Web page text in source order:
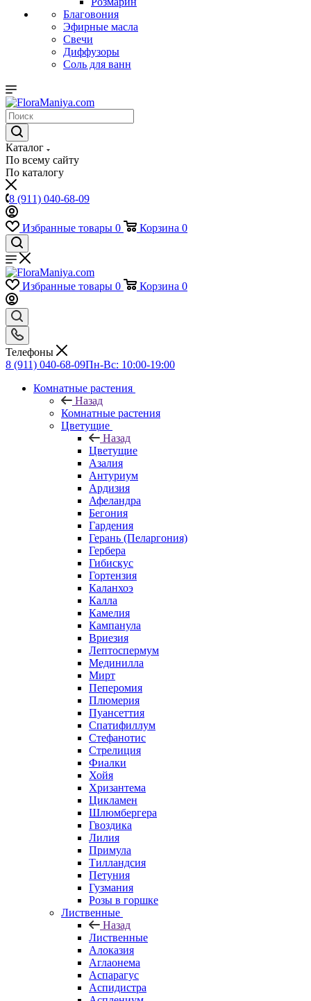
Благовония
Эфирные масла
Свечи
Диффузоры
Соль для ванн
Каталог
По всему сайту
По каталогу
8 (911) 040-68-09
Избранные товары 0 Корзина 0
Избранные товары 0 Корзина 0
Телефоны
8 (911) 040-68-09Пн-Вс: 10:00-19:00
Комнатные растения
Назад
Комнатные растения
Цветущие
Назад
Цветущие
Азалия
Антуриум
Ардизия
Афеландра
Бегония
Гардения
Герань (Пеларгония)
Гербера
Гибискус
Гортензия
Каланхоэ
Калла
Камелия
Кампанула
Вриезия
Лептоспермум
Мединилла
Мирт
Пеперомия
Плюмерия
Пуансеттия
Спатифиллум
Стефанотис
Стрелиция
Фиалки
Хойя
Хризантема
Цикламен
Шлюмбергера
Гвоздика
Лилия
Примула
Тилландсия
Петуния
Гузмания
Розы в горшке
Лиственные
Назад
Лиственные
Алоказия
Аглаонема
Аспарагус
Аспидистра